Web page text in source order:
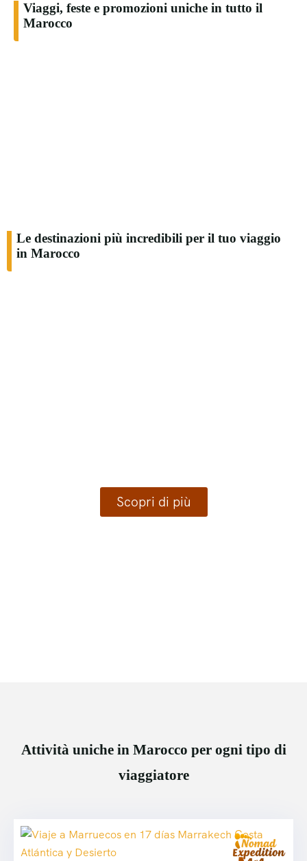
Viaggi, feste e promozioni uniche in tutto il
Marocco
Le destinazioni più incredibili per il tuo viaggio
in Marocco
Scopri di più
Attività uniche in Marocco per ogni tipo di
viaggiatore